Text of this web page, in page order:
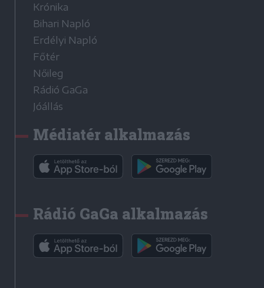
Krónika
Bihari Napló
Erdélyi Napló
Főtér
Nőileg
Rádió GaGa
Jóállás
Médiatér alkalmazás
Rádió GaGa alkalmazás